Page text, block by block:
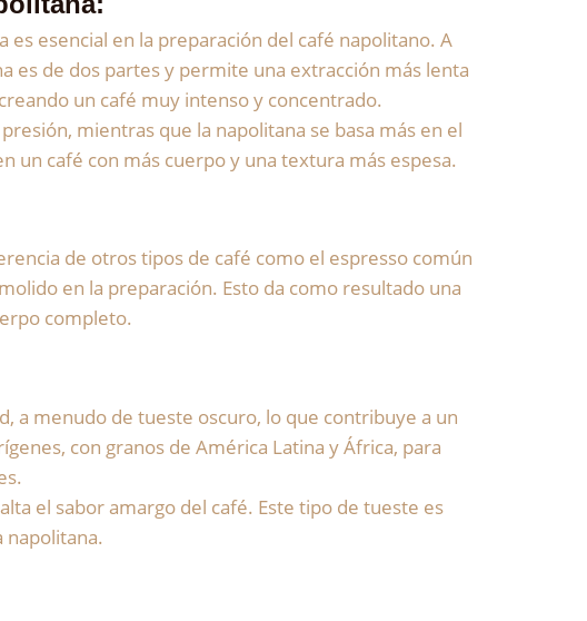
esencial en la preparación del café napolitano. A
es de dos partes y permite una extracción más lenta
un café muy intenso y concentrado.
mientras que la napolitana se basa más en el
un café con más cuerpo y una textura más espesa.
de otros tipos de café como el espresso común
en la preparación. Esto da como resultado una
completo.
a menudo de tueste oscuro, lo que contribuye a un
con granos de América Latina y África, para
el sabor amargo del café. Este tipo de tueste es
napolitana.